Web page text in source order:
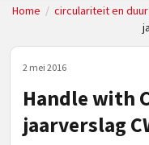
Home / circulariteit en
2 mei 2016
Handle with
jaarverslag